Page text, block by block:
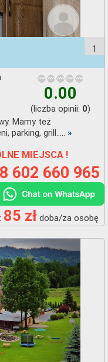
1
0.00
(liczba opinii: 0)
Mamy też
parking, grill..... »
MIEJSCA !
602 660 965
85 zł doba/za osobę